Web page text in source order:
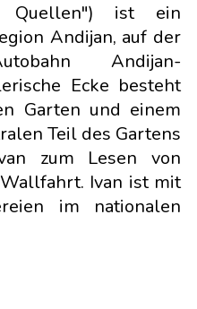
Quellen") ist ein
Andijan, auf der
Andijan-
Ecke besteht
Garten und einem
Teil des Gartens
zum Lesen von
Ivan ist mit
im nationalen